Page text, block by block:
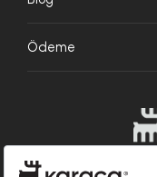
Ödeme